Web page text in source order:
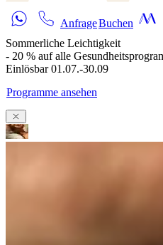
AnfrageBuchen
Sommerliche Leichtigkeit
- 20 % auf alle
Einlösbar 01.07.-30.09
Programme ansehen